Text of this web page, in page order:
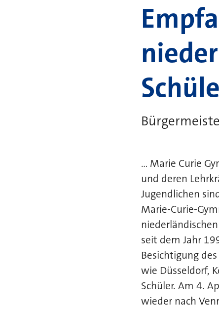
... Marie Curie
und deren
Jugendlichen
Marie-Curie-
seit dem Jahr
Besichtigung
wie Düsseldorf,
Schüler. Am 4.
wieder nach